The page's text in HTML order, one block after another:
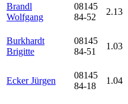
Brandl
Wolfgang
08145
84-52
2.13
Burkhardt
Brigitte
08145
84-51
1.03
Ecker Jürgen
08145
84-18
1.04